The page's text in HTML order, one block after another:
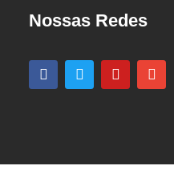
Nossas Redes